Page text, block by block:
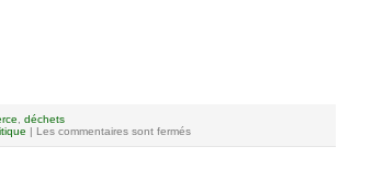
, déchets
| Les commentaires sont fermés